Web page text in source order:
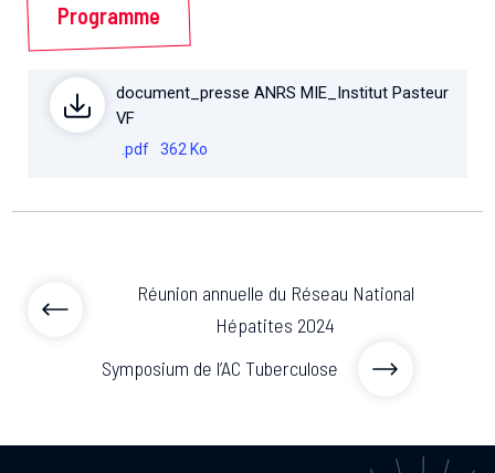
Programme
document_presse ANRS MIE_Institut Pasteur
VF
.pdf 362 Ko
Réunion annuelle du Réseau National
Hépatites 2024
Symposium de l’AC Tuberculose